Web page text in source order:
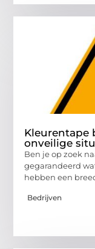
Kleurentape
onveilige
Ben je op zoek
gegarandeerd
hebben een
Bedrijven